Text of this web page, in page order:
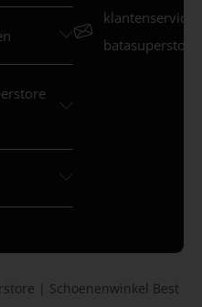
| Schoenenwinkel Best